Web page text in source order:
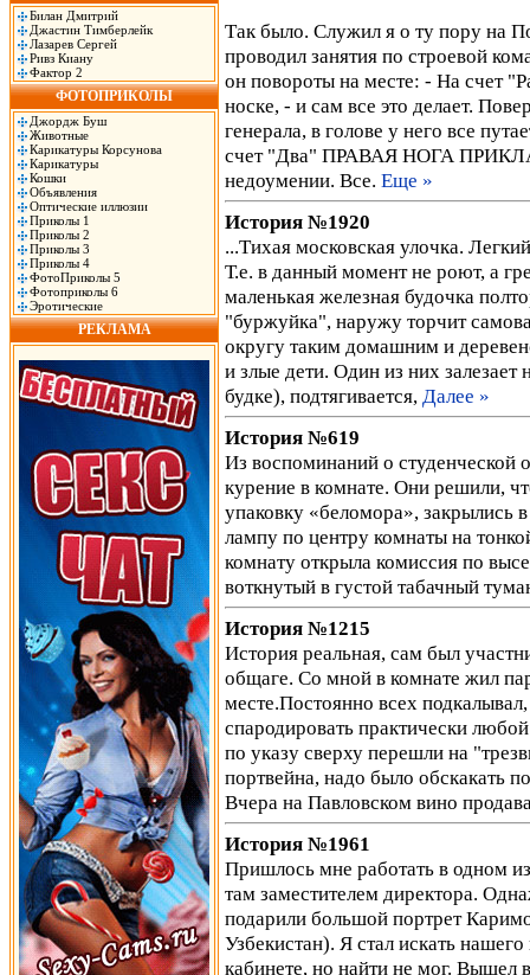
Билан Дмитрий
Джастин Тимберлейк
Лазарев Сергей
Ривз Киану
Фактор 2
ФОТОПРИКОЛЫ
Джордж Буш
Животные
Карикатуры Корсунова
Карикатуры
Кошки
Объявления
Оптические иллюзии
Приколы 1
Приколы 2
Приколы 3
Приколы 4
ФотоПриколы 5
Фотоприколы 6
Эротические
РЕКЛАМА
Так было. Служил я о ту пору на
проводил занятия по строевой
он повороты на месте: - На счет
носке, - и сам все это делает.
генерала, в голове у него все
счет "Два" ПРАВАЯ НОГА
недоумении. Все. Еще »
История №1920
...Тихая московская улочка.
Т.е. в данный момент не роют, а
маленькая железная будочка
"буржуйка", наружу торчит
округу таким домашним и
и злые дети. Один из них
будке), подтягивается, Далее »
История №619
Из воспоминаний о студенческой
курение в комнате. Они решили,
упаковку «беломора», закрылись
лампу по центру комнаты на
комнату открыла комиссия по
воткнутый в густой табачный
История №1215
История реальная, сам был
общаге. Со мной в комнате жил
месте.Постоянно всех
спародировать практически
по указу сверху перешли на
портвейна, надо было обскакать
Вчера на Павловском вино
История №1961
Пришлось мне работать в одном
там заместителем директора.
подарили большой портрет
Узбекистан). Я стал искать
кабинете, но найти не мог. Вышел